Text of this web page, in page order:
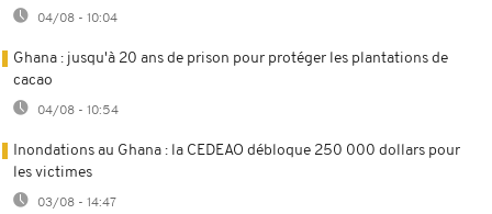
04/08 - 10:04
Ghana : jusqu'à 20 ans de prison pour protéger les plantations de
cacao
04/08 - 10:54
Inondations au Ghana : la CEDEAO débloque 250 000 dollars pour
les victimes
03/08 - 14:47